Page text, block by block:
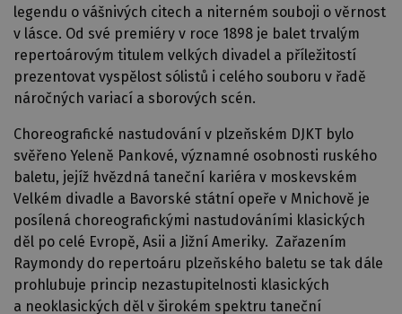
legendu o vášnivých citech a niterném souboji o věrnost
v lásce. Od své premiéry v roce 1898 je balet trvalým
repertoárovým titulem velkých divadel a příležitostí
prezentovat vyspělost sólistů i celého souboru v řadě
náročných variací a sborových scén.
Choreografické nastudování v plzeňském DJKT bylo
svěřeno Yeleně Pankové, významné osobnosti ruského
baletu, jejíž hvězdná taneční kariéra v moskevském
Velkém divadle a Bavorské státní opeře v Mnichově je
posílená choreografickými nastudováními klasických
děl po celé Evropě, Asii a Jižní Ameriky. Zařazením
Raymondy do repertoáru plzeňského baletu se tak dále
prohlubuje princip nezastupitelnosti klasických
a neoklasických děl v širokém spektru taneční